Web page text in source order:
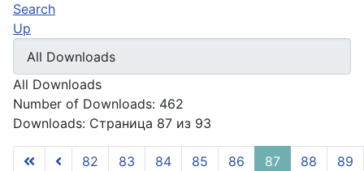
Search
Up
All Downloads
Number of Downloads: 462
Downloads: Страница 87 из 93
82 83 84 85 86 87 88 89